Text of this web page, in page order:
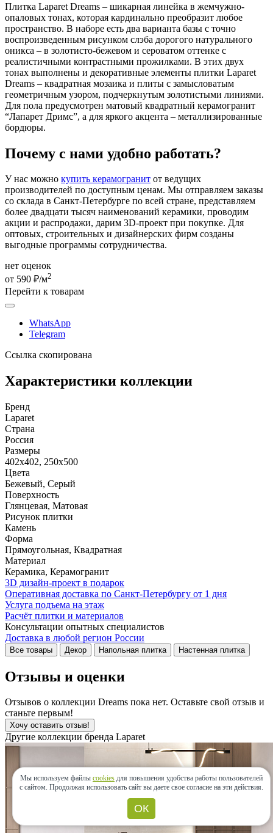
Плитка Laparet Dreams – шикарная линейка в жемчужно-
опаловых тонах, которая кардинально преобразит любое
пространство. В наборе есть два варианта базы с точно
воспроизведенным рисунком слэба дорогого натурального
оникса – в золотисто-бежевом и сероватом оттенке с
реалистичными контрастными прожилками. В этих двух
тонах выполнены и декоративные элементы плитки Laparet
Dreams – квадратная мозаика и плиты с замысловатым
геометричным узором, подчеркнутым золотистыми линиями.
Для пола предусмотрен матовый квадратный керамогранит
“Лапарет Дримс”, а для яркого акцента – металлизированные
бордюры.
Почему с нами удобно работать?
У нас можно купить керамогранит от ведущих
производителей по доступным ценам. Мы отправляем заказы
со склада в Санкт-Петербурге по всей стране, представляем
более двадцати тысяч наименований керамики, проводим
акции и распродажи, дарим 3D-проект при покупке. Для
оптовых, строительных и дизайнерских фирм созданы
выгодные программы сотрудничества.
нет оценок
от 590 ₽/м2
Перейти к товарам
WhatsApp
Telegram
Ссылка скопирована
Характеристики коллекции
Бренд
Laparet
Страна
Россия
Размеры
402x402, 250x500
Цвета
Бежевый, Серый
Поверхность
Глянцевая, Матовая
Рисунок плитки
Камень
Форма
Прямоугольная, Квадратная
Материал
Керамика, Керамогранит
3D дизайн-проект в подарок
Оперативная доставка по Санкт-Петербургу от 1 дня
Услуга подъема на этаж
Расчёт плитки и материалов
Консультации опытных специалистов
Доставка в любой регион России
Все товары Декор Напольная плитка Настенная плитка
Отзывы и оценки
Отзывов о коллекции Dreams пока нет. Оставьте свой отзыв и
станьте первым!
Хочу оставить отзыв!
Другие коллекции бренда Laparet
Мы используем файлы cookies для повышения удобства работы пользователей
с сайтом. Продолжая использовать сайт вы даете свое согласие на эти действия.
ОК